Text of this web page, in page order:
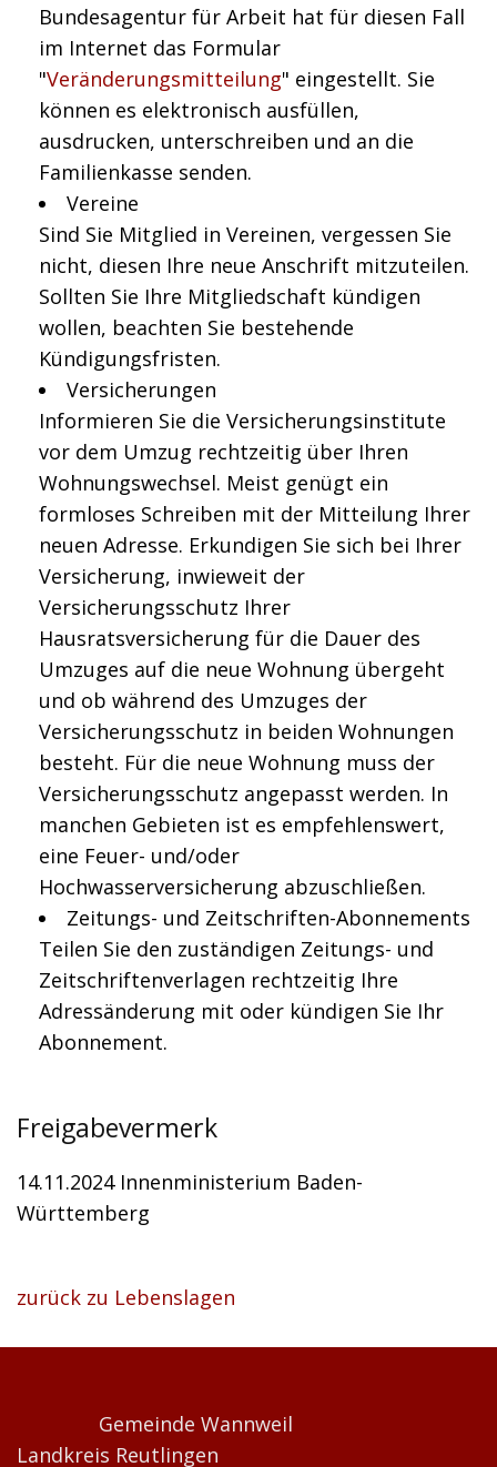
Bundesagentur für Arbeit hat für diesen Fall
im Internet das Formular
"Veränderungsmitteilung" eingestellt. Sie
können es elektronisch ausfüllen,
ausdrucken, unterschreiben und an die
Familienkasse senden.
Vereine
Sind Sie Mitglied in Vereinen, vergessen Sie
nicht, diesen Ihre neue Anschrift mitzuteilen.
Sollten Sie Ihre Mitgliedschaft kündigen
wollen, beachten Sie bestehende
Kündigungsfristen.
Versicherungen
Informieren Sie die Versicherungsinstitute
vor dem Umzug rechtzeitig über Ihren
Wohnungswechsel. Meist genügt ein
formloses Schreiben mit der Mitteilung Ihrer
neuen Adresse. Erkundigen Sie sich bei Ihrer
Versicherung, inwieweit der
Versicherungsschutz Ihrer
Hausratsversicherung für die Dauer des
Umzuges auf die neue Wohnung übergeht
und ob während des Umzuges der
Versicherungsschutz in beiden Wohnungen
besteht. Für die neue Wohnung muss der
Versicherungsschutz angepasst werden. In
manchen Gebieten ist es empfehlenswert,
eine Feuer- und/oder
Hochwasserversicherung abzuschließen.
Zeitungs- und Zeitschriften-Abonnements
Teilen Sie den zuständigen Zeitungs- und
Zeitschriftenverlagen rechtzeitig Ihre
Adressänderung mit oder kündigen Sie Ihr
Abonnement.
Freigabevermerk
14.11.2024Innenministerium Baden-
Württemberg
zurück zu Lebenslagen
Gemeinde Wannweil
Landkreis Reutlingen